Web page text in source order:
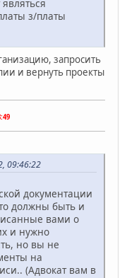
з/платы
запросить
и вернуть проекты
09:46:22
документации
должны быть и
вами о
и нужно
но вы не
на
(Адвокат вам в